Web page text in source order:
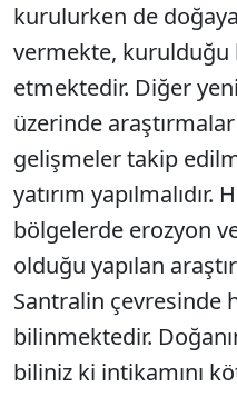
kurulurken de
vermekte, kurulduğu
etmektedir. Diğer
üzerinde
gelişmeler takip
yatırım yapılmalıdır.
bölgelerde erozyon
olduğu yapılan
Santralin çevresinde
bilinmektedir.
biliniz ki intikamını